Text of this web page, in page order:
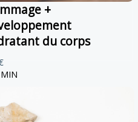
+
du corps